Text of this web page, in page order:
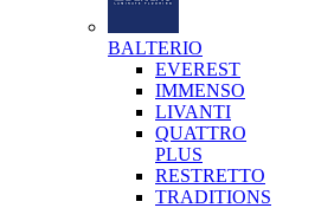
BALTERIO
EVEREST
IMMENSO
LIVANTI
QUATTRO
PLUS
RESTRETTO
TRADITIONS